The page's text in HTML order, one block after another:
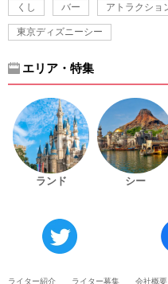
くし バー アトラクショ
東京ディズニーシー
エリア・特集
ランド シー
ライター紹介 ライター募集 会社概要